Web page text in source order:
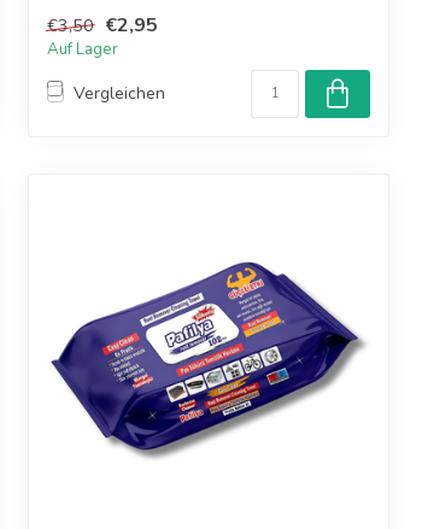
€3,50 €2,95
Auf Lager
Vergleichen